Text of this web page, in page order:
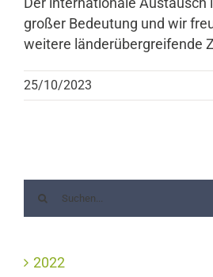
großer Bedeutung und wir
weitere länderübergreifende
25/10/2023
2022